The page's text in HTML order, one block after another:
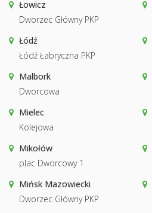
Łowicz
Dworzec Główny PKP
Łódź
Łódź Łabryczna PKP
Malbork
Dworcowa
Mielec
Kolejowa
Mikołów
plac Dworcowy 1
Mińsk Mazowiecki
Dworzec Główny PKP